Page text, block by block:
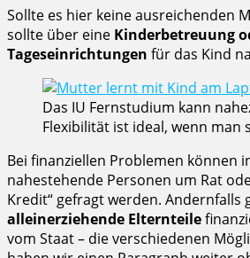
Sollte es hier keine ausreichenden
sollte über eine Kinderbetreuung
Tageseinrichtungen für das Kind
Das IU Fernstudium kann
Flexibilität ist ideal, wenn
Bei finanziellen Problemen können
nahestehende Personen um Rat
Kredit“ gefragt werden. Andernfalls
alleinerziehende Elternteile
vom Staat – die verschiedenen